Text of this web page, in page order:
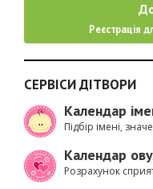
Реєстрація
СЕРВІСИ ДІТВОРИ
Календар
Підбір імені,
Календар
Розрахунок